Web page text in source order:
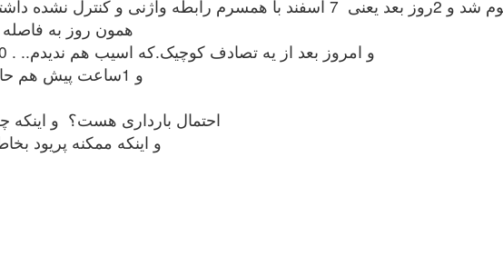
همون روز به فاصله 12 ساعت 8 قرص ال دی خوردم
و امروز بعد از یه تصادف کوچیک.که اسیب هم ندیدم.. . 10 روز زود تر از موعد پریود شدم
و 1ساعت پیش هم حالت تهوع و سر گیجه شدید داشتم
احتمال بارداری هست؟ و اینکه
و اینکه ممکنه پریود